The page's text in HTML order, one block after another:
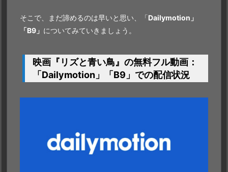
そこで、まだ諦めるのは早いと思い、「Dailymotion」
「B9」 についてみていきましょう。
映画『リズと青い鳥』の無料フル動画：
「 Dailymotion」「B9」 での配信状況